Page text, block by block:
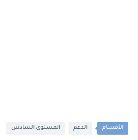
الأقسام الدعم المستوى السادس